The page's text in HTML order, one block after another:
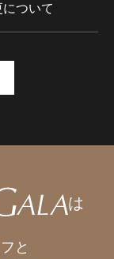
について
は
と